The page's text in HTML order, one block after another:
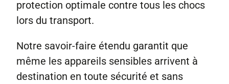
protection optimale contre tous les chocs
lors du transport.
Notre savoir-faire étendu garantit que
même les appareils sensibles arrivent à
destination en toute sécurité et sans